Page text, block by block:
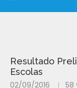
Resultado
Escolas
02/09/2016 58